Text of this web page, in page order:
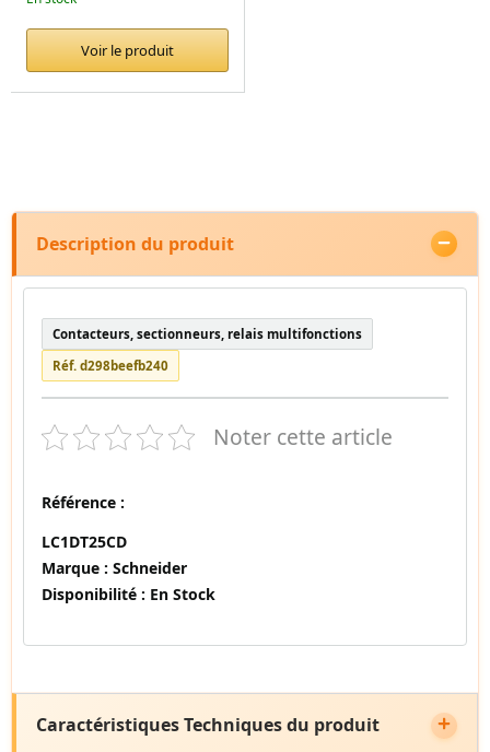
Voir le produit
Description du produit
Contacteurs, sectionneurs, relais multifonctions
Réf. d298beefb240
Noter cette article
Référence :
LC1DT25CD
Marque : Schneider
Disponibilité : En Stock
Caractéristiques Techniques du produit